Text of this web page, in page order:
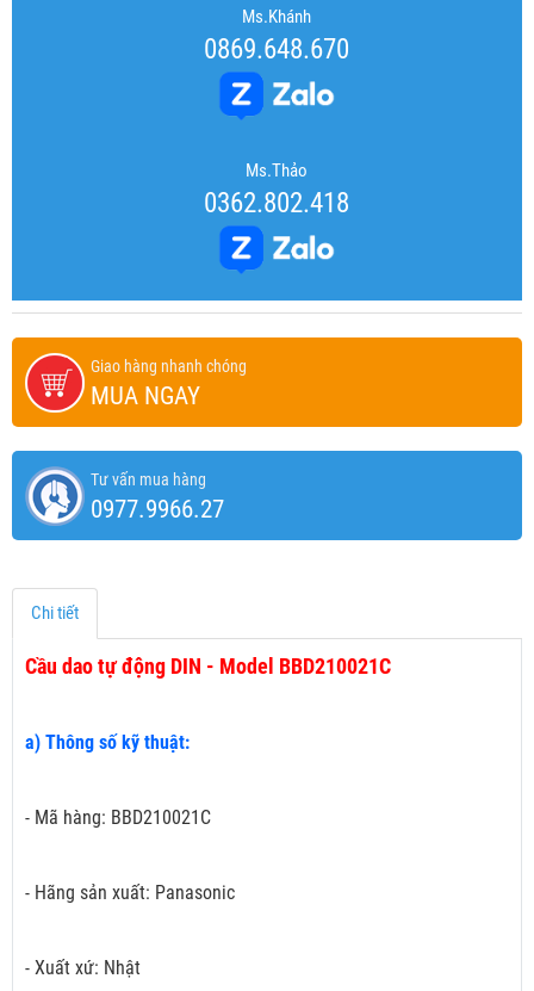
Ms.Khánh
0869.648.670
Ms.Thảo
0362.802.418
Giao hàng nhanh chóng
MUA NGAY
Tư vấn mua hàng
0977.9966.27
Chi tiết
Cầu dao tự động DIN - Model BBD210021C
a) Thông số kỹ thuật:
- Mã hàng: BBD210021C
- Hãng sản xuất: Panasonic
- Xuất xứ: Nhật